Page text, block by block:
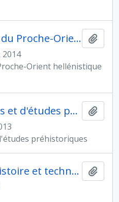
Équipe Archéologie du Proche-Orient hellénistique et romain
2014
Orient hellénistique
Cercle de recherches et d'études préhistoriques
préhistoriques
Hélène Roche. Préhistoire et technologie